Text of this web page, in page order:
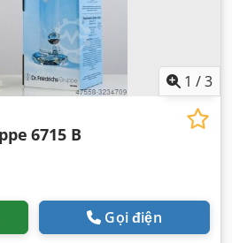
1 /3
6715 B
Gọi điện